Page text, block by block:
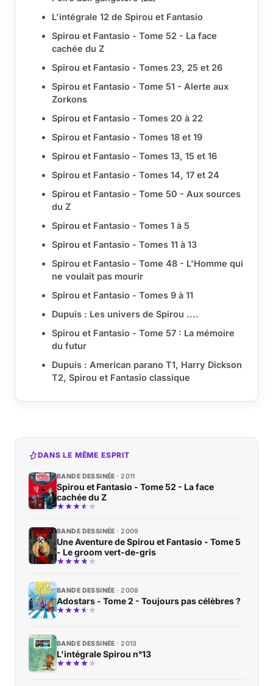
L'intégrale 12 de Spirou et Fantasio
Spirou et Fantasio - Tome 52 - La face
cachée du Z
Spirou et Fantasio - Tomes 23, 25 et 26
Spirou et Fantasio - Tome 51 - Alerte aux
Zorkons
Spirou et Fantasio - Tomes 20 à 22
Spirou et Fantasio - Tomes 18 et 19
Spirou et Fantasio - Tomes 13, 15 et 16
Spirou et Fantasio - Tomes 14, 17 et 24
Spirou et Fantasio - Tome 50 - Aux sources
du Z
Spirou et Fantasio - Tomes 1 à 5
Spirou et Fantasio - Tomes 11 à 13
Spirou et Fantasio - Tome 48 - L'Homme qui
ne voulait pas mourir
Spirou et Fantasio - Tomes 9 à 11
Dupuis : Les univers de Spirou ....
Spirou et Fantasio - Tome 57 : La mémoire
du futur
Dupuis : American parano T1, Harry Dickson
T2, Spirou et Fantasio classique
DANS LE MÊME ESPRIT
BANDE DESSINÉE 2011
Spirou et Fantasio - Tome 52 - La face
cachée du Z
BANDE DESSINÉE 2009
Une Aventure de Spirou et Fantasio - Tome 5
- Le groom vert-de-gris
BANDE DESSINÉE 2008
Adostars - Tome 2 - Toujours pas célèbres ?
BANDE DESSINÉE 2013
L'intégrale Spirou n°13